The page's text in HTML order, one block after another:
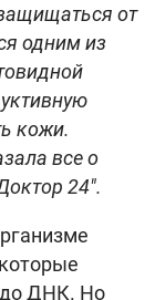
от
одним из
кожи.
все о
24".
до ДНК. Но